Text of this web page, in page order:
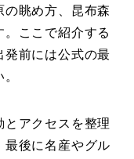
の眺め方、昆布森
ここで紹介する
発前には公式の最
とアクセスを整理
最後に名産やグル